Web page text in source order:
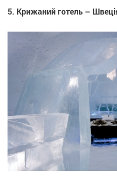
5. Крижаний готель –